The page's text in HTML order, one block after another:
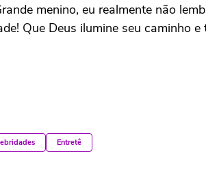
menino, eu realmente não
Que Deus ilumine seu caminho
Entretê